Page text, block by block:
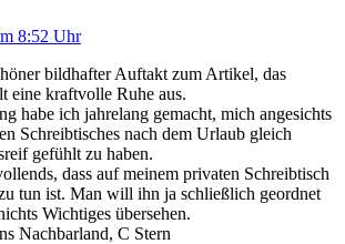
8:52 Uhr
bildhafter Auftakt zum Artikel, das
eine kraftvolle Ruhe aus.
habe ich jahrelang gemacht, mich angesichts
Schreibtisches nach dem Urlaub gleich
gefühlt zu haben.
dass auf meinem privaten Schreibtisch
tun ist. Man will ihn ja schließlich geordnet
Wichtiges übersehen.
Nachbarland, C Stern